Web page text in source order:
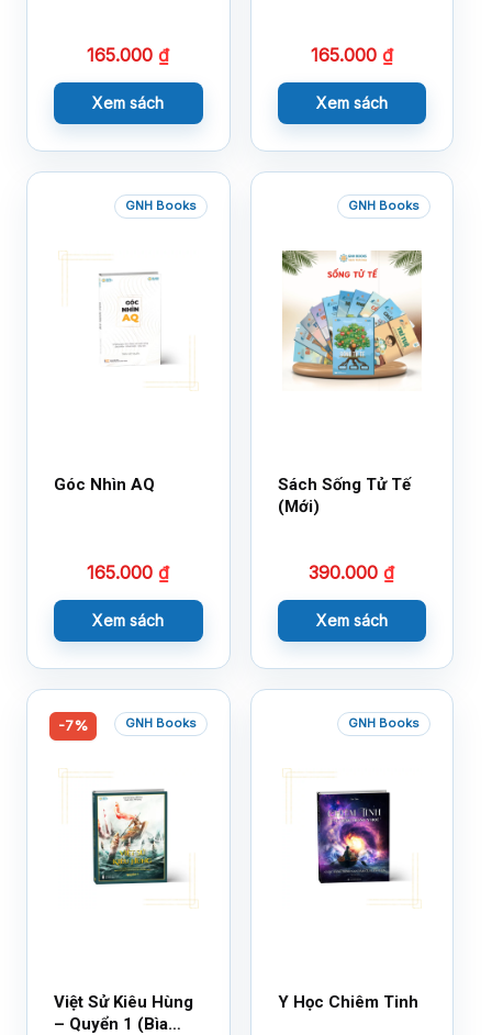
165.000₫
Xem sách
165.000 ₫
Xem sách
GNH Books
Góc Nhìn AQ
165.000₫
Xem sách
GNH Books
Sách Sống Tử Tế
(Mới)
390.000₫
Xem sách
-7% GNH Books
Việt Sử Kiêu Hùng
– Quyển 1 (Bìa
GNH Books
Y Học Chiêm Tinh